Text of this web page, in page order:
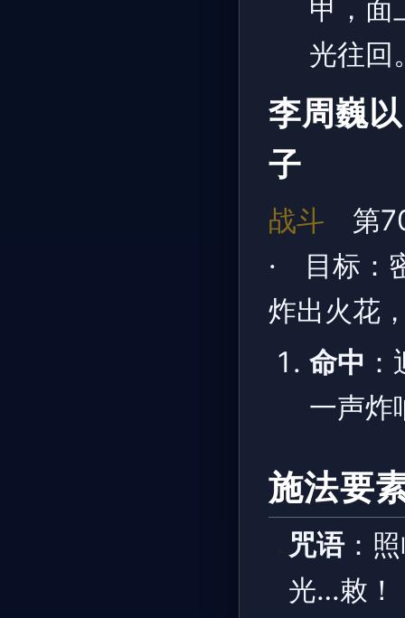
甲，面
光往回
李周巍
子
战斗 第
· 目标：
炸出火花
命中
一声炸
施法要
咒语：
光…敕！